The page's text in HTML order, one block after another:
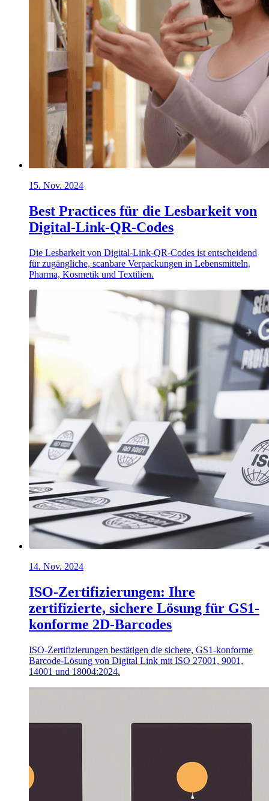
15. Nov. 2024
Best Practices für die Lesbarkeit von
Digital-Link-QR-Codes
Die Lesbarkeit von Digital-Link-QR-Codes ist entscheidend
für zugängliche, scanbare Verpackungen in Lebensmitteln,
Pharma, Kosmetik und Textilien.
14. Nov. 2024
ISO-Zertifizierungen: Ihre
zertifizierte, sichere Lösung für GS1-
konforme 2D-Barcodes
ISO-Zertifizierungen bestätigen die sichere, GS1-konforme
Barcode-Lösung von Digital Link mit ISO 27001, 9001,
14001 und 18004:2024.